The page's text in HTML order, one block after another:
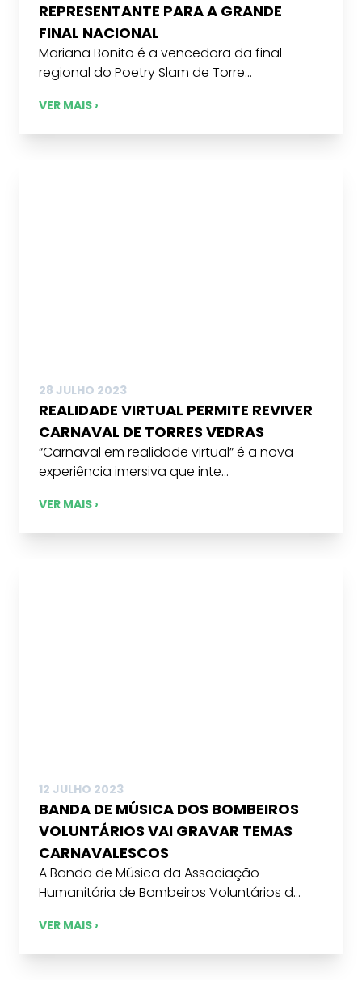
REPRESENTANTE PARA A GRANDE
FINAL NACIONAL
Mariana Bonito é a vencedora da final
regional do Poetry Slam de Torre...
VER MAIS ›
28 JULHO 2023
REALIDADE VIRTUAL PERMITE REVIVER
CARNAVAL DE TORRES VEDRAS
“Carnaval em realidade virtual” é a nova
experiência imersiva que inte...
VER MAIS ›
12 JULHO 2023
BANDA DE MÚSICA DOS BOMBEIROS
VOLUNTÁRIOS VAI GRAVAR TEMAS
CARNAVALESCOS
A Banda de Música da Associação
Humanitária de Bombeiros Voluntários d...
VER MAIS ›